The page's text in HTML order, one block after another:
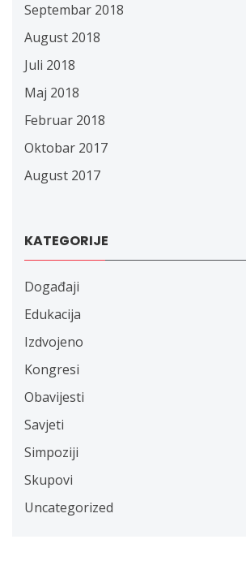
Septembar 2018
August 2018
Juli 2018
Maj 2018
Februar 2018
Oktobar 2017
August 2017
KATEGORIJE
Događaji
Edukacija
Izdvojeno
Kongresi
Obavijesti
Savjeti
Simpoziji
Skupovi
Uncategorized